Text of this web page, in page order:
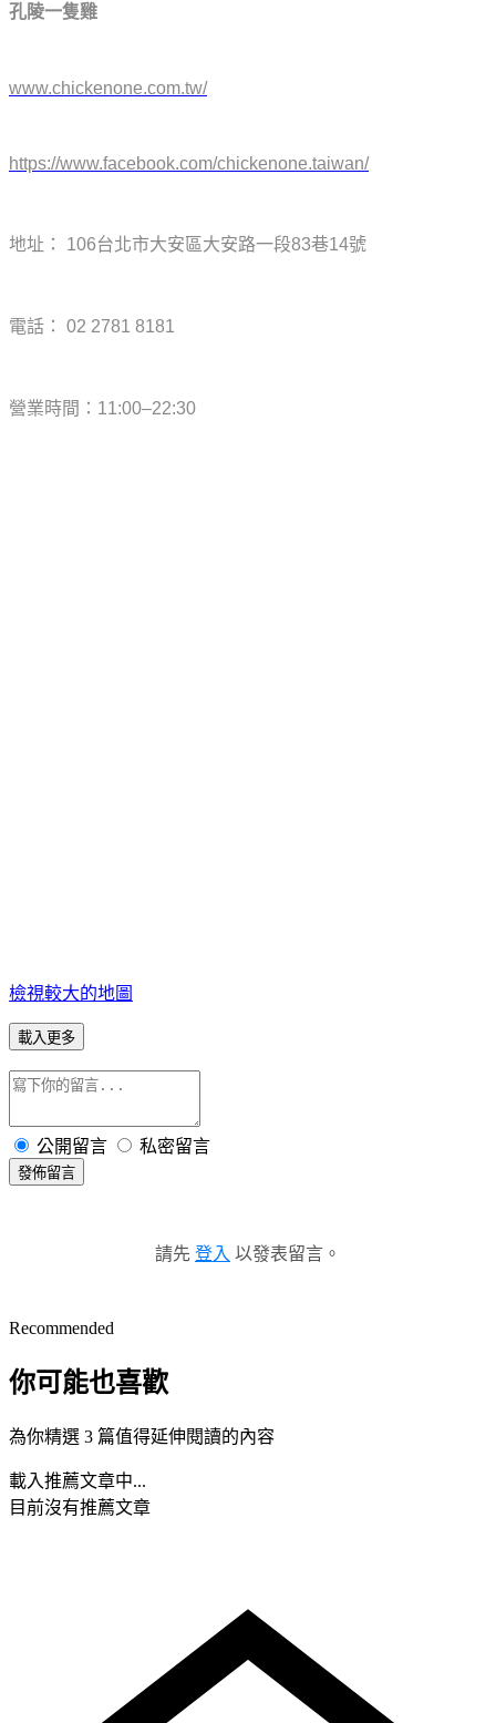
孔陵一隻雞
www.chickenone.com.tw/
https://www.facebook.com/chickenone.taiwan/
地址： 106台北市大安區大安路一段83巷14號
電話： 02 2781 8181
營業時間：11:00–22:30
檢視較大的地圖
載入更多
公開留言 私密留言
發佈留言
請先 登入 以發表留言。
Recommended
你可能也喜歡
為你精選 3 篇值得延伸閱讀的內容
載入推薦文章中...
目前沒有推薦文章